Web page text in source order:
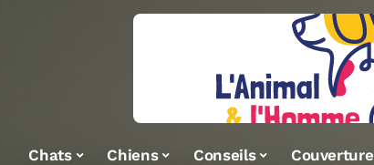
Chats Chiens Conseils Couverture